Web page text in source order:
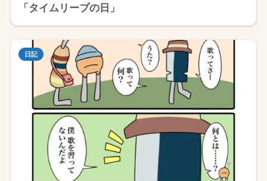
「タイムリープの日」
日記